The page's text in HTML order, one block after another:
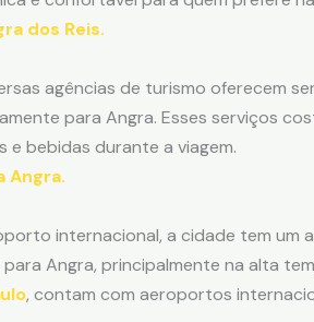
dos Reis.
agências de turismo oferecem
para Angra. Esses serviços
e bebidas durante a viagem.
Angra.
internacional, a cidade tem
Angra, principalmente na alta
, contam com aeroportos